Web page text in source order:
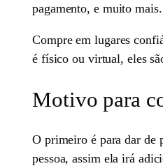
pagamento, e muito mais.
Compre em lugares
é físico ou virtual, eles
Motivo para
O primeiro é para dar de
pessoa, assim ela irá